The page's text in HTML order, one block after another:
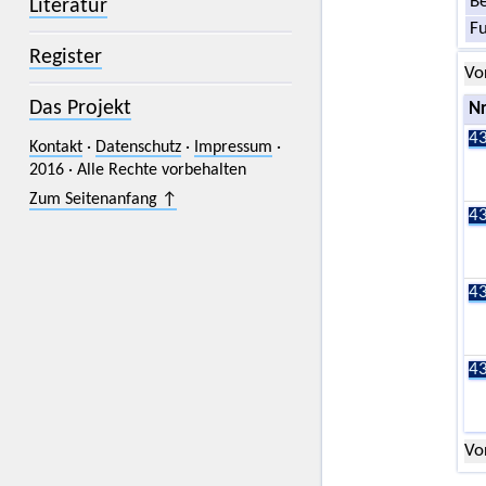
Literatur
Register
Das Projekt
Kontakt· Datenschutz· Impressum ·
2016 · Alle Rechte vorbehalten
Zum Seitenanfang ↑